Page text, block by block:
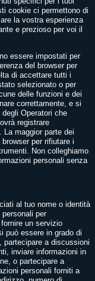
cookie ci permettono di
la vostra esperienza
e prezioso per voi il
essere impostati per
del browser per
di accettare tutti i
selezionato o per
delle funzioni e dei
correttamente, e si
Operatori che
registrare
maggior parte dei
per rifiutare i
Non colleghiamo
personali senza
al tuo nome o identità
per
un servizio
può essere in grado di
a discussioni
inviare informazioni in
o partecipare a
personali forniti a